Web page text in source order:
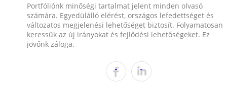
Portfóliónk minőségi tartalmat jelent minden olvasó
számára. Egyedülálló elérést, országos lefedettséget és
változatos megjelenési lehetőséget biztosít. Folyamatosan
keressük az új irányokat és fejlődési lehetőségeket. Ez
jövőnk záloga.